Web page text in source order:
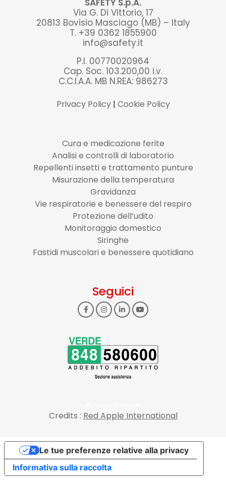
SAFETY S.p.A.
Via G. Di Vittorio, 17
20813 Bovisio Masciago (MB) – Italy
T. +39 0362 1855900
info@safety.it
P.I. 00770020964
Cap. Soc. 103.200,00 i.v.
C.C.I.A.A. MB N.REA: 986273
Privacy Policy| Cookie Policy
Cura e medicazione ferite
Analisi e controlli di laboratorio
Repellenti insetti e trattamento punture
Misurazione della temperatura
Gravidanza
Vie respiratorie e benessere del respiro
Protezione dell’udito
Monitoraggio domestico
Siringhe
Fastidi muscolari e benessere quotidiano
Seguici
Credits : Red Apple International
Informativa sulla raccolta
Le tue preferenze relative alla privacy